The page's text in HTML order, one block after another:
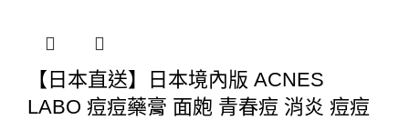
【日本直送】日本境內版 ACNES
LABO 痘痘藥膏 面皰 青春痘 消炎 痘痘